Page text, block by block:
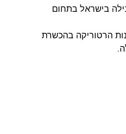
בישראל בתחום
הרטוריקה בהכשרת